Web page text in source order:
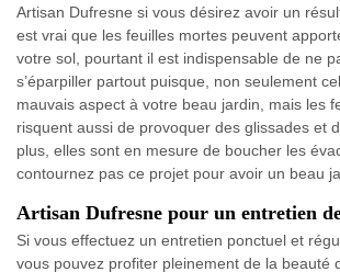
Artisan Dufresne si vous désirez avoir un
est vrai que les feuilles mortes peuvent
votre sol, pourtant il est indispensable de ne
s’éparpiller partout puisque, non seulement
mauvais aspect à votre beau jardin, mais les
risquent aussi de provoquer des glissades et
plus, elles sont en mesure de boucher les
contournez pas ce projet pour avoir un beau
Artisan Dufresne pour un entretien
Si vous effectuez un entretien ponctuel et
vous pouvez profiter pleinement de la beauté